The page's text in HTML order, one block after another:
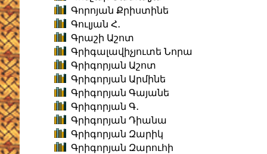
Գորոյան Քրիստինե
Գուլյան Հ․
Գրաշի Աշոտ
Գրիգալավիչյուտե Նորա
Գրիգորյան Աշոտ
Գրիգորյան Արմինե
Գրիգորյան Գայանե
Գրիգորյան Գ․
Գրիգորյան Դիանա
Գրիգորյան Զարիկ
Գրիգորյան Զարուհի